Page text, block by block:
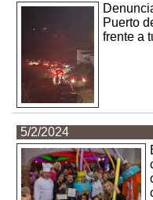
Puerto
frente a
5/2/2024